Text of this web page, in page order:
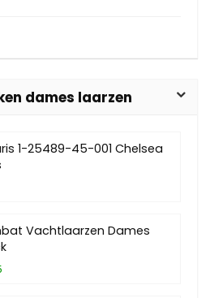
dames laarzen
1-25489-45-001 Chelsea
Vachtlaarzen Dames